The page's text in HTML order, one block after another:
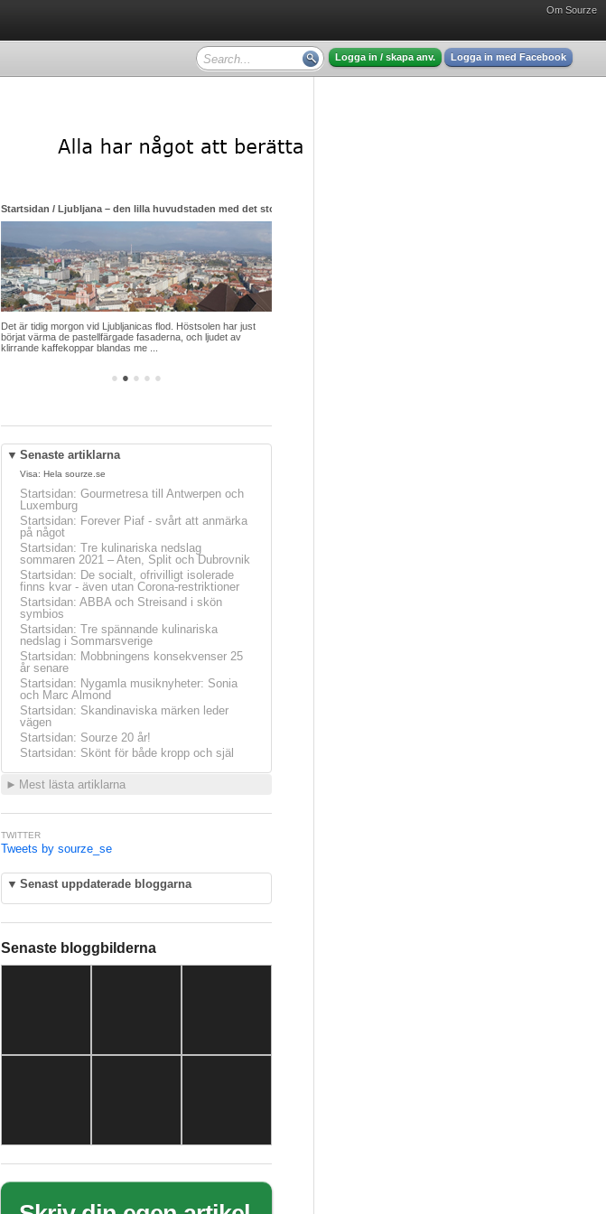
Om Sourze
Logga in / skapa anv. Logga in med Facebook
● ● ● ● ●
Startsidan / Ljubljana – den lilla huvudstaden med det stora hjärtat
Det är tidig morgon vid Ljubljanicas flod. Höstsolen har just
börjat värma de pastellfärgade fasaderna, och ljudet av
klirrande kaffekoppar blandas me ...
▼ Senaste artiklarna
Visa: Hela sourze.se
Startsidan: Gourmetresa till Antwerpen och
Luxemburg
Startsidan: Forever Piaf - svårt att anmärka
på något
Startsidan: Tre kulinariska nedslag
sommaren 2021 – Aten, Split och Dubrovnik
Startsidan: De socialt, ofrivilligt isolerade
finns kvar - även utan Corona-restriktioner
Startsidan: ABBA och Streisand i skön
symbios
Startsidan: Tre spännande kulinariska
nedslag i Sommarsverige
Startsidan: Mobbningens konsekvenser 25
år senare
Startsidan: Nygamla musiknyheter: Sonia
och Marc Almond
Startsidan: Skandinaviska märken leder
vägen
Startsidan: Sourze 20 år!
Startsidan: Skönt för både kropp och själ
► Mest lästa artiklarna
TWITTER
Tweets by sourze_se
▼ Senast uppdaterade bloggarna
Senaste bloggbilderna